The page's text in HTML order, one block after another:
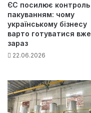
ЄС посилює контроль
пакуванням: чому
українському бізнесу
варто готуватися вже
зараз
22.06.2026